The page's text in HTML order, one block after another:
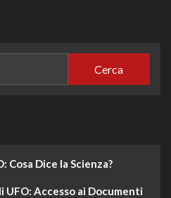
Cerca
Cosa Dice la Scienza?
UFO: Accesso ai Documenti